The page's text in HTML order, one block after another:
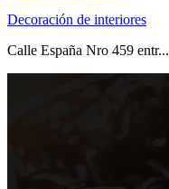
Decoración de interiores
Calle España Nro 459 entr...